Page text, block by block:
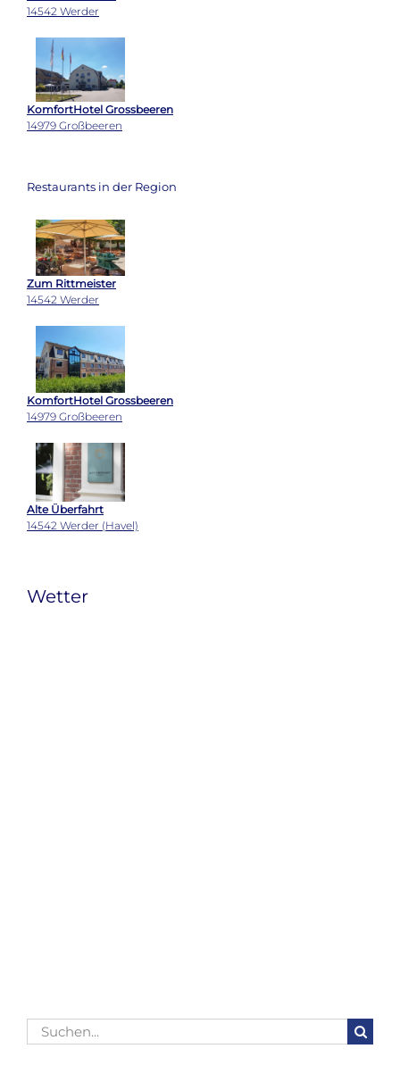
14542 Werder
KomfortHotel Grossbeeren
14979 Großbeeren
Restaurants in der Region
Zum Rittmeister
14542 Werder
KomfortHotel Grossbeeren
14979 Großbeeren
Alte Überfahrt
14542 Werder (Havel)
Wetter
Suche
nach: